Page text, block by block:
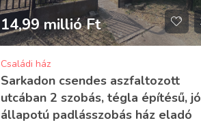
14,99 millió Ft
Családi ház
Sarkadon csendes aszfaltozott
utcában 2 szobás, tégla építésű, jó
állapotú padlásszobás ház eladó